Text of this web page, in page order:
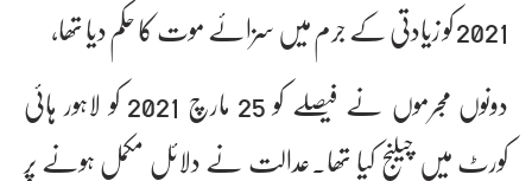
2021 کو زیادتی کے جرم میں سزائے موت کا حکم دیا تھا،
دونوں مجرموں نے فیصلے کو 25 مارچ 2021 کو لاہور ہائی
کورٹ میں چیلنج کیا تھا۔عدالت نے دلائل مکمل ہونے پر